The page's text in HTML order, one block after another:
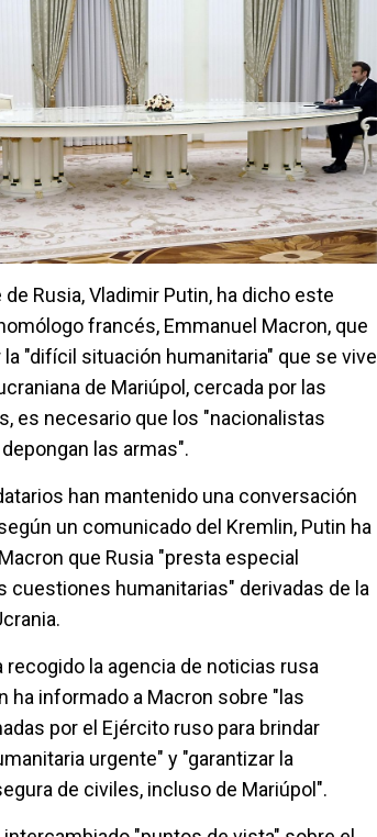
Rusia, Vladimir Putin, ha dicho este
francés, Emmanuel Macron, que
la "difícil situación humanitaria" que se vive
de Mariúpol, cercada por las
es necesario que los "nacionalistas
las armas".
han mantenido una conversación
un comunicado del Kremlin, Putin ha
que Rusia "presta especial
cuestiones humanitarias" derivadas de la
recogido la agencia de noticias rusa
ha informado a Macron sobre "las
por el Ejército ruso para brindar
urgente" y "garantizar la
de civiles, incluso de Mariúpol".